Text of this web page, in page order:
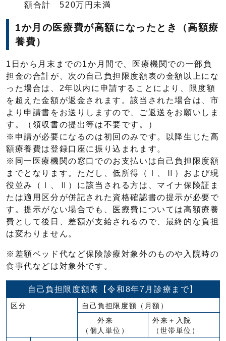
額合計 520万円未満
1か月の医療費が高額になったとき（高額療
養費）
1日から月末までの1か月間で、医療機関での一部負
担金の合計が、次の自己負担限度額表の金額以上にな
った場合は、2年以内に申請することにより、限度額
を超えた金額が返金されます。該当された場合は、市
より申請書をお送りしますので、ご返送をお願いしま
す。（領収書の提出等は不要です。）
※申請が必要になるのは初回のみです。以降生じた高
額療養費は登録口座に振り込まれます。
※同一医療機関の窓口でのお支払いは自己負担限度額
までとなります。ただし、低所得（Ⅰ、Ⅱ）および現
役並み（Ⅰ、Ⅱ）に該当される方は、マイナ保険証ま
たは適用区分が併記された資格確認書の提示が必要で
す。提示がない場合でも、医療費については高額療養
費として後日、差額が支給されるので、最終的な負担
は変わりません。
※差額ベッド代など保険診療対象外のものや入院時の
食事代などは対象外です。
自己負担限度額表【令和8年7月診療まで】
区分
自己負担限度額（月額）
外来
（個人単位）
外来＋入院
（世帯単位）